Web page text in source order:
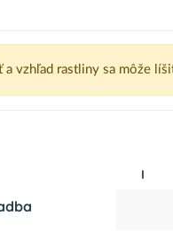
a vzhľad rastliny sa môže
I